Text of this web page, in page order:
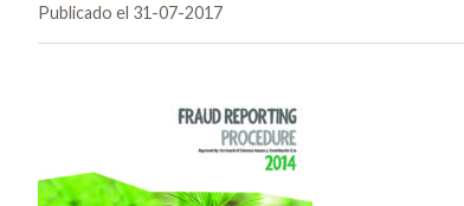
Publicado el 31-07-2017